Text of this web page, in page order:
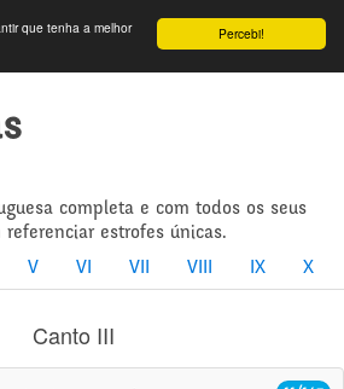
Percebi!
que tenha a melhor
completa e com todos os seus
estrofes únicas.
V VI VII VIII IX X
Canto III